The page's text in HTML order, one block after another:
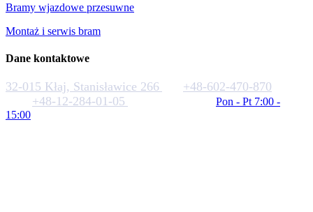
Bramy wjazdowe przesuwne
Montaż i serwis bram
Dane kontaktowe
32-015 Kłaj, Stanisławice 266
+48-602-470-870
+48-12-284-01-05
Pon - Pt 7:00 -
15:00